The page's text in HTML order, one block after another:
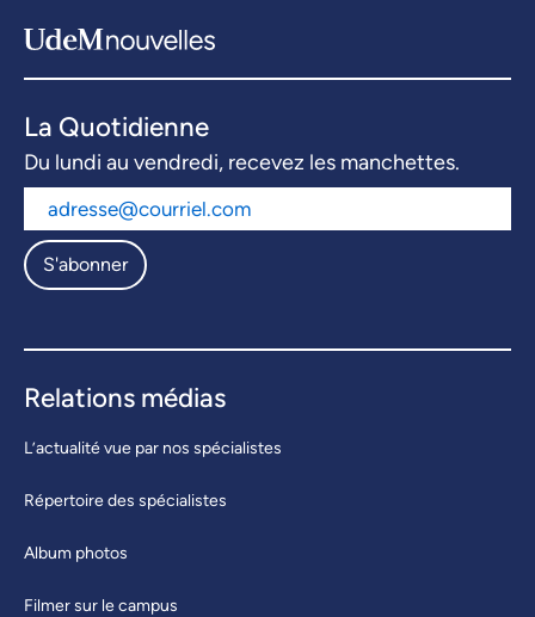
La Quotidienne
Du lundi au vendredi, recevez les manchettes.
S'abonner
Relations médias
L’actualité vue par nos spécialistes
Répertoire des spécialistes
Album photos
Filmer sur le campus